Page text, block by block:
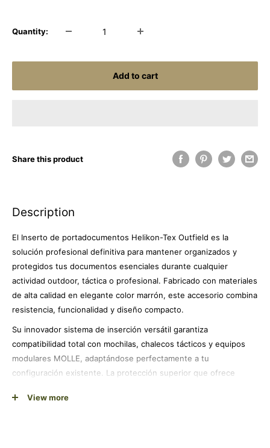
Quantity:
Add to cart
Share this product
Description
El Inserto de portadocumentos Helikon-Tex Outfield es la
solución profesional definitiva para mantener organizados y
protegidos tus documentos esenciales durante cualquier
actividad outdoor, táctica o profesional. Fabricado con materiales
de alta calidad en elegante color marrón, este accesorio combina
resistencia, funcionalidad y diseño compacto.
Su innovador sistema de inserción versátil garantiza
compatibilidad total con mochilas, chalecos tácticos y equipos
modulares MOLLE, adaptándose perfectamente a tu
configuración existente. La protección superior que ofrece
completamente seguros ante la humedad, polvo y condiciones
View more